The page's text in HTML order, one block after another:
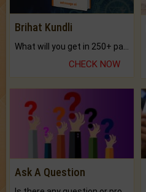
Brihat Kundli
CHECK NOW
Ask A Question